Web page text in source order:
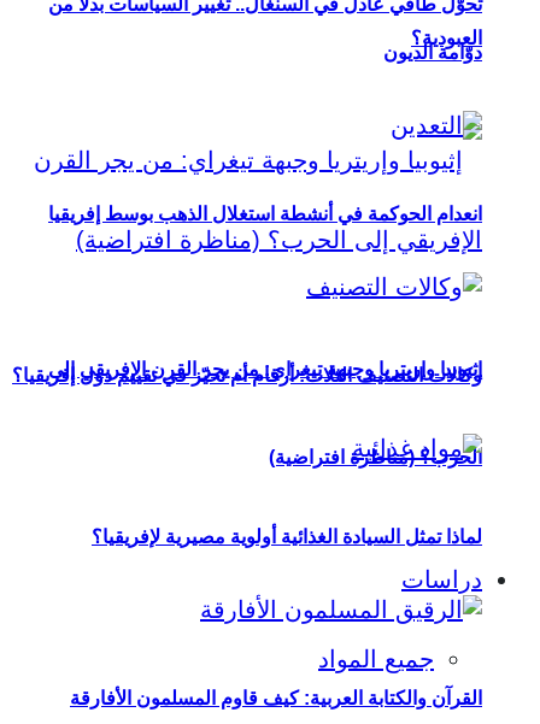
العبودية؟
إثيوبيا وإريتريا وجبهة تيغراي: من يجر القرن الإفريقي إلى
الحرب؟ (مناظرة افتراضية)
دراسات
جميع المواد
تحوُّل طاقي عادل في السنغال.. تغيير السياسات بدلاً من
دوّامة الديون
انعدام الحوكمة في أنشطة استغلال الذهب بوسط إفريقيا
وكالات التصنيف الثلاث: أرقام أم تحيّز في تقييم دول إفريقيا؟
لماذا تمثل السيادة الغذائية أولوية مصيرية لإفريقيا؟
القرآن والكتابة العربية: كيف قاوم المسلمون الأفارقة